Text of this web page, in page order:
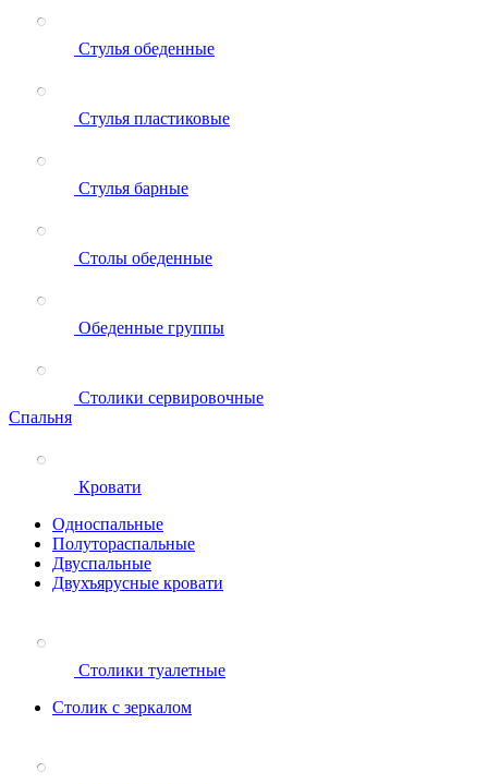
Стулья обеденные
Стулья пластиковые
Стулья барные
Столы обеденные
Обеденные группы
Столики сервировочные
Спальня
Кровати
Односпальные
Полутораспальные
Двуспальные
Двухъярусные кровати
Столики туалетные
Столик с зеркалом